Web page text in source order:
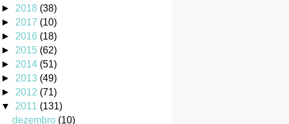
► 2018 (38)
► 2017 (10)
► 2016 (18)
► 2015 (62)
► 2014 (51)
► 2013 (49)
► 2012 (71)
▼ 2011 (131)
dezembro (10)